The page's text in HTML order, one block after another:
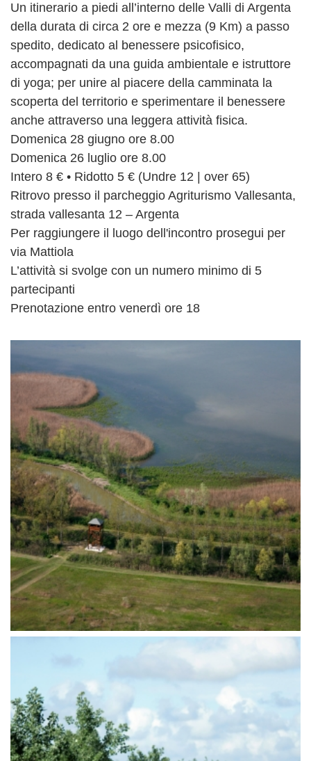
Un itinerario a piedi all’interno delle Valli di Argenta
della durata di circa 2 ore e mezza (9 Km) a passo
spedito, dedicato al benessere psicofisico,
accompagnati da una guida ambientale e istruttore
di yoga; per unire al piacere della camminata la
scoperta del territorio e sperimentare il benessere
anche attraverso una leggera attività fisica.
Domenica 28 giugno ore 8.00
Domenica 26 luglio ore 8.00
Intero 8 € • Ridotto 5 € (Undre 12 | over 65)
Ritrovo presso il parcheggio Agriturismo Vallesanta,
strada vallesanta 12 – Argenta
Per raggiungere il luogo dell'incontro prosegui per
via Mattiola
L’attività si svolge con un numero minimo di 5
partecipanti
Prenotazione entro venerdì ore 18